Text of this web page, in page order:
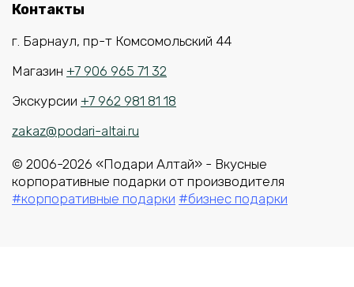
Контакты
г. Барнаул, пр-т Комсомольский 44
Магазин +7 906 965 71 32
Экскурсии +7 962 981 81 18
zakaz@podari-altai.ru
© 2006-2026 «Подари Алтай» - Вкусные
корпоративные подарки от производителя
#корпоративные подарки #бизнес подарки